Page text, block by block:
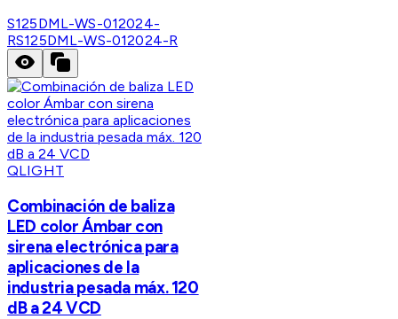
S125DML-WS-012024-
RS125DML-WS-012024-R
QLIGHT
Combinación de baliza
LED color Ámbar con
sirena electrónica para
aplicaciones de la
industria pesada máx. 120
dB a 24 VCD